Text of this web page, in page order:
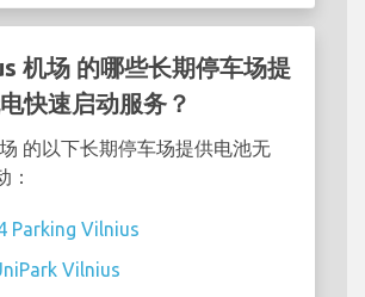
机场 的哪些长期停车场提
快速启动服务？
的以下长期停车场提供电池无
：
Parking Vilnius
Vilnius